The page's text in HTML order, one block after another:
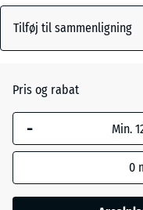
Græsgrøn + 16,00 kr.
Himmelblå + 35,00 kr.
+ 3,00 kr.
Tilføj til sammenligning
Pris og rabat
-
0